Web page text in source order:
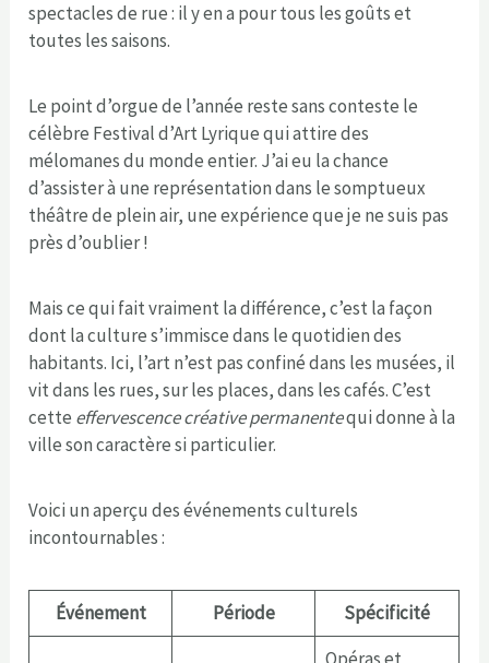
spectacles de rue : il y en a pour tous les goûts et
toutes les saisons.
Le point d’orgue de l’année reste sans conteste le
célèbre Festival d’Art Lyrique qui attire des
mélomanes du monde entier. J’ai eu la chance
d’assister à une représentation dans le somptueux
théâtre de plein air, une expérience que je ne suis pas
près d’oublier !
Mais ce qui fait vraiment la différence, c’est la façon
dont la culture s’immisce dans le quotidien des
habitants. Ici, l’art n’est pas confiné dans les musées, il
vit dans les rues, sur les places, dans les cafés. C’est
cette effervescence créative permanentequi donne à la
ville son caractère si particulier.
Voici un aperçu des événements culturels
incontournables :
Événement Période
Spécificité